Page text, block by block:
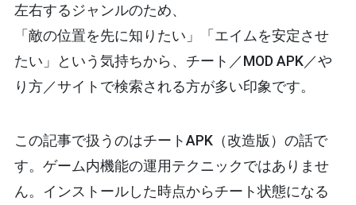
左右するジャンルのため、
「敵の位置を先に知りたい」「エイムを安定させ
たい」という気持ちから、 チート／MOD APK／や
り方／サイト で検索される方が多い印象です。
この記事で扱うのはチートAPK（改造版） の話で
す。ゲーム内機能の運用テクニックではありませ
ん。インストールした時点からチート状態になる